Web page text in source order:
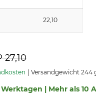
22,10
27,10
Versandgewicht 244
Werktagen | Mehr als 10